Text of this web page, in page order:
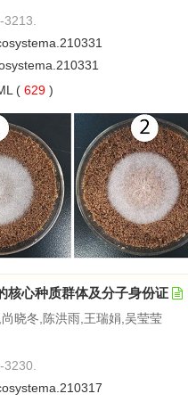
( 629 )
核心种质群体及分子身份证
晓冬,陈洪雨,王瑞娟,吴莹莹